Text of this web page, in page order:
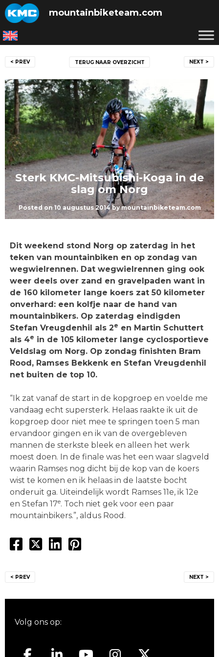
Skip
to
content
mountainbiketeam.com
navigatie
< PREV NEXT >
TERUG NAAR OVERZICHT
Sterk KMC-Mitsubishi-Koga in de
slag om Norg
Posted on10 augustus 2014bymountainbiketeam.com
Dit weekend stond Norg op zaterdag in het
teken van mountainbiken en op zondag van
wegwielrennen. Dat wegwielrennen ging ook
weer deels over zand en gravelpaden want in
de 160 kilometer lange koers zat 50 kilometer
onverhard: een kolfje naar de hand van
mountainbikers. Op zaterdag eindigden
Stefan Vreugdenhil als 2e en Martin Schuttert
als 4e in de 105 kilometer lange cyclosportieve
Veldslag om Norg. Op zondag finishten Bram
Rood, Ramses Bekkenk en Stefan Vreugdenhil
net buiten de top 10.
“Ik zat vanaf de start in de kopgroep en voelde me
vandaag echt supersterk. Helaas raakte ik uit de
kopgroep door niet mee te springen toen 5 man
ervandoor gingen en ik van de overgebleven
mannen de sterkste bleek en alleen het werk
moest doen. In de finale was het een waar slagveld
waarin Ramses nog dicht bij de kop van de koers
wist te komen en ik helaas in de laatste bocht
onderuit ga. Uiteindelijk wordt Ramses 11e, ik 12e
en Stefan 17e. Toch niet gek voor een paar
mountainbikers.”, aldus Rood.
navigatie
< PREV NEXT >
Volg ons op: